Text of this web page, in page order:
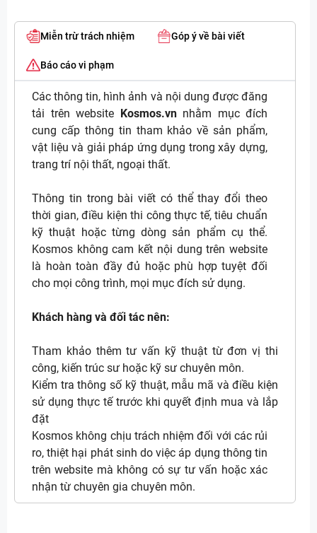
Miễn trừ trách nhiệm Góp ý về bài viết
Báo cáo vi phạm
Các thông tin, hình ảnh và nội dung được đăng
tải trên website Kosmos.vnnhằm mục đích
cung cấp thông tin tham khảo về sản phẩm,
vật liệu và giải pháp ứng dụng trong xây dựng,
trang trí nội thất, ngoại thất.
Thông tin trong bài viết có thể thay đổi theo
thời gian, điều kiện thi công thực tế, tiêu chuẩn
kỹ thuật hoặc từng dòng sản phẩm cụ thể.
Kosmos không cam kết nội dung trên website
là hoàn toàn đầy đủ hoặc phù hợp tuyệt đối
cho mọi công trình, mọi mục đích sử dụng.
Khách hàng và đối tác nên:
Tham khảo thêm tư vấn kỹ thuật từ đơn vị thi
công, kiến trúc sư hoặc kỹ sư chuyên môn.
Kiểm tra thông số kỹ thuật, mẫu mã và điều kiện
sử dụng thực tế trước khi quyết định mua và lắp
đặt
Kosmos không chịu trách nhiệm đối với các rủi
ro, thiệt hại phát sinh do việc áp dụng thông tin
trên website mà không có sự tư vấn hoặc xác
nhận từ chuyên gia chuyên môn.